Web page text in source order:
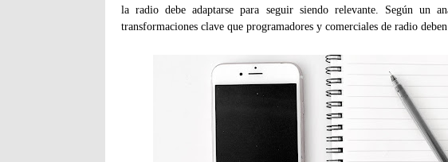
la radio debe adaptarse para seguir siendo relevante. Según un
transformaciones clave que programadores y comerciales de radio deben